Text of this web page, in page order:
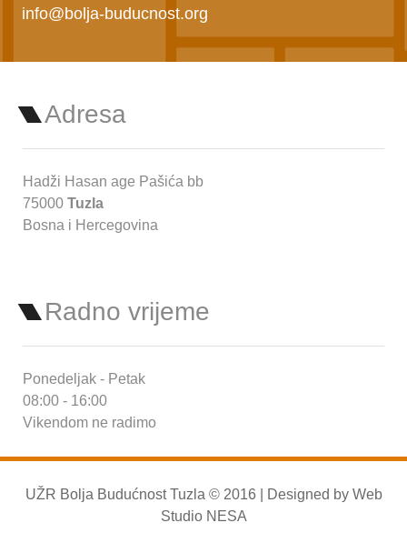
info@bolja-buducnost.org
Adresa
Hadži Hasan age Pašića bb
75000 Tuzla
Bosna i Hercegovina
Radno vrijeme
Ponedeljak - Petak
08:00 - 16:00
Vikendom ne radimo
UŽR Bolja Budućnost Tuzla © 2016 | Designed by Web
Studio NESA